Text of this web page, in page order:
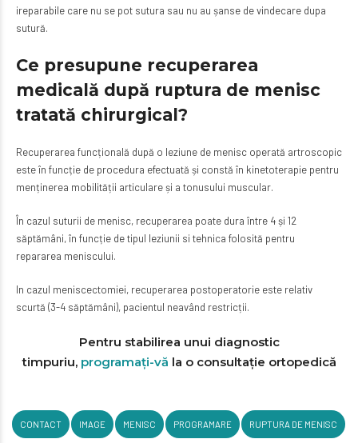
ireparabile care nu se pot sutura sau nu au șanse de vindecare dupa
sutură.
Ce presupune recuperarea
medicală după ruptura de menisc
tratată chirurgical?
Recuperarea funcțională după o leziune de menisc operată artroscopic
este în funcție de procedura efectuată și constă în kinetoterapie pentru
menținerea mobilității articulare și a tonusului muscular.
În cazul suturii de menisc, recuperarea poate dura între 4 și 12
săptămâni, în funcție de tipul leziunii si tehnica folosită pentru
repararea meniscului.
In cazul meniscectomiei, recuperarea postoperatorie este relativ
scurtă (3-4 săptămâni), pacientul neavând restricții.
Pentru stabilirea unui diagnostic
timpuriu, programați-vă la o consultație ortopedică
CONTACT IMAGE MENISC PROGRAMARE RUPTURA DE MENISC